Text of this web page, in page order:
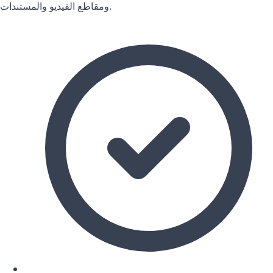
ومقاطع الفيديو والمستندات.